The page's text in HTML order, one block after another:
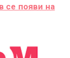
се появи на